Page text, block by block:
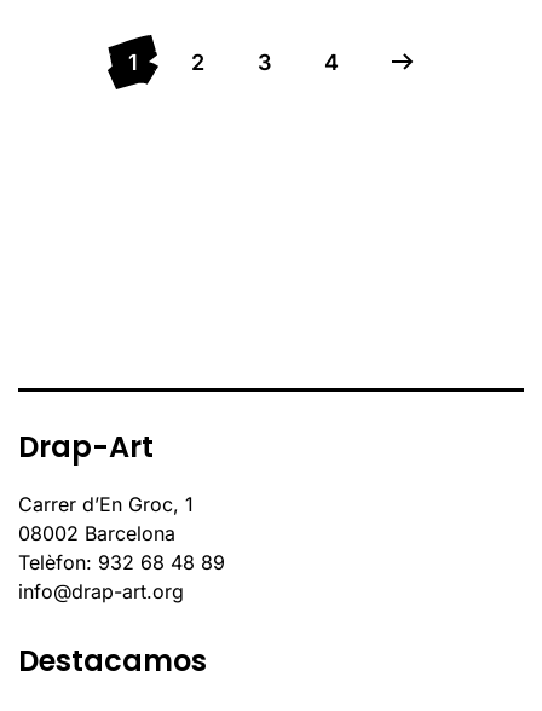
1 2 3 4
Drap-Art
Carrer d’En Groc, 1
08002 Barcelona
Telèfon: 932 68 48 89
info@drap-art.org
Destacamos